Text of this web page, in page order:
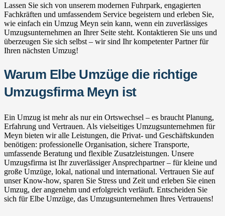
Lassen Sie sich von unserem modernen Fuhrpark, engagierten
Fachkräften und umfassendem Service begeistern und erleben Sie,
wie einfach ein Umzug Meyn sein kann, wenn ein zuverlässiges
Umzugsunternehmen an Ihrer Seite steht. Kontaktieren Sie uns und
überzeugen Sie sich selbst – wir sind Ihr kompetenter Partner für
Ihren nächsten Umzug!
Warum Elbe Umzüge die richtige
Umzugsfirma Meyn ist
Ein Umzug ist mehr als nur ein Ortswechsel – es braucht Planung,
Erfahrung und Vertrauen. Als vielseitiges Umzugsunternehmen für
Meyn bieten wir alle Leistungen, die Privat- und Geschäftskunden
benötigen: professionelle Organisation, sichere Transporte,
umfassende Beratung und flexible Zusatzleistungen. Unsere
Umzugsfirma ist Ihr zuverlässiger Ansprechpartner – für kleine und
große Umzüge, lokal, national und international. Vertrauen Sie auf
unser Know-how, sparen Sie Stress und Zeit und erleben Sie einen
Umzug, der angenehm und erfolgreich verläuft. Entscheiden Sie
sich für Elbe Umzüge, das Umzugsunternehmen Ihres Vertrauens!